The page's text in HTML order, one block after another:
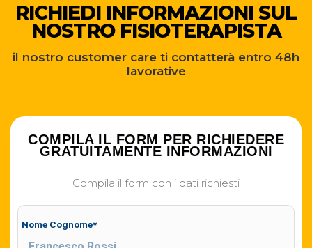
RICHIEDI INFORMAZIONI SUL
NOSTRO FISIOTERAPISTA
il nostro customer care ti contatterà entro 48h
lavorative
COMPILA IL FORM PER RICHIEDERE
GRATUITAMENTE INFORMAZIONI
Compila il form con i dati richiesti
Nome Cognome*